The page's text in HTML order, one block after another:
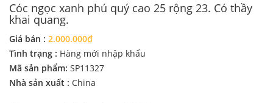
Cóc ngọc xanh phú quý cao 25 rộng 23. Có thầy
khai quang.
Giá bán : 2.000.000₫
Tình trạng : Hàng mới nhập khẩu
Mã sản phẩm: SP11327
Nhà sản xuất : China